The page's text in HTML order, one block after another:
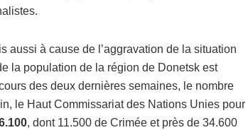
aussi à cause de l’aggravation de la situation
la population de la région de Donetsk est
des deux dernières semaines, le nombre
le Haut Commissariat des Nations Unies pour
, dont 11.500 de Crimée et près de 34.600